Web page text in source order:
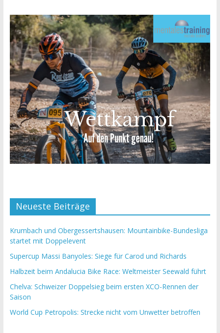
Neueste Beiträge
Krumbach und Obergessertshausen: Mountainbike-Bundesliga
startet mit Doppelevent
Supercup Massi Banyoles: Siege für Carod und Richards
Halbzeit beim Andalucia Bike Race: Weltmeister Seewald führt
Chelva: Schweizer Doppelsieg beim ersten XCO-Rennen der
Saison
World Cup Petropolis: Strecke nicht vom Unwetter betroffen